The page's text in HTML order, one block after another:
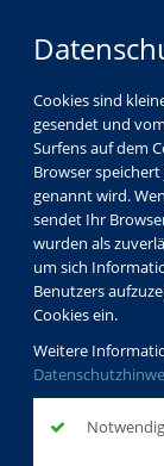
Cookies sind
gesendet und
Surfens auf dem
Browser
genannt wird.
sendet Ihr
wurden als
um sich
Benutzers
Cookies ein.
Weitere
Notwendig